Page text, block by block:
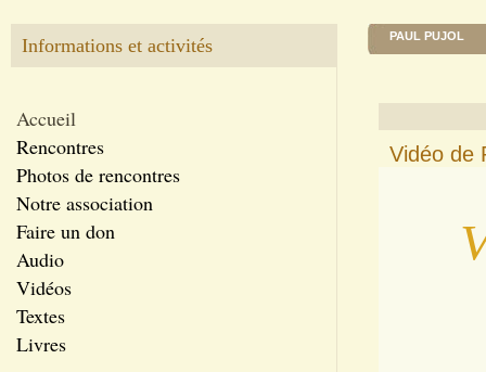
Informations et activités
Accueil
Rencontres
Photos de rencontres
Notre association
Faire un don
Audio
Vidéos
Textes
Livres
PAUL PUJOL
Vidéo de